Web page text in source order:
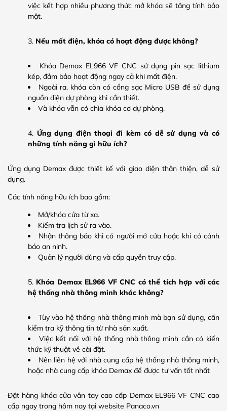
việc kết hợp nhiều phương thức mở khóa sẽ tăng tính bảo
mật.
Nếu mất điện, khóa có hoạt động được không?
Khóa Demax EL966 VF CNC sử dụng pin sạc lithium
kép, đảm bảo hoạt động ngay cả khi mất điện.
Ngoài ra, khóa còn có cổng sạc Micro USB để sử dụng
nguồn điện dự phòng khi cần thiết.
Và khóa vẫn có chìa khóa cơ dự phòng.
Ứng dụng điện thoại đi kèm có dễ sử dụng và có
những tính năng gì hữu ích?
Ứng dụng Demax được thiết kế với giao diện thân thiện, dễ sử
dụng.
Các tính năng hữu ích bao gồm:
Mở/khóa cửa từ xa.
Kiểm tra lịch sử ra vào.
Nhận thông báo khi có người mở cửa hoặc khi có cảnh
báo an ninh.
Quản lý người dùng và cấp quyền truy cập.
Khóa Demax EL966 VF CNC có thể tích hợp với các
hệ thống nhà thông minh khác không?
Tùy vào hệ thống nhà thông minh mà bạn sử dụng, cần
kiểm tra kỹ thông tin từ nhà sản xuất.
Việc kết nối với hệ thống nhà thông minh cần có kiến
thức kỹ thuật về cài đặt.
Nên liên hệ với nhà cung cấp hệ thống nhà thông minh,
hoặc nhà cung cấp khóa Demax để được tư vấn tốt nhất
Đặt hàng khóa cửa vân tay cao cấp Demax EL966 VF CNC cao
cấp ngay trong hôm nay tại website Panaco.vn